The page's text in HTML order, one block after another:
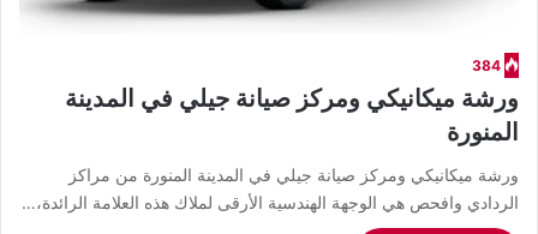
384
ورشة ميكانيكي ومركز صيانة جيلي في المدينة
المنورة
ورشة ميكانيكي ومركز صيانة جيلي في المدينة المنورة من مراكز
الردادي وافحص هي الوجهة الهندسية الأرقى لملاك هذه العلامة الرائدة،…